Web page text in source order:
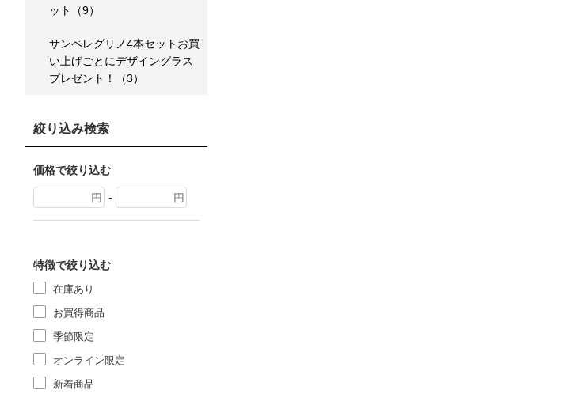
ット（9）
サンペレグリノ4本セットお買
い上げごとにデザイングラス
プレゼント！（3）
絞り込み検索
価格で絞り込む
-
特徴で絞り込む
在庫あり
お買得商品
季節限定
オンライン限定
新着商品